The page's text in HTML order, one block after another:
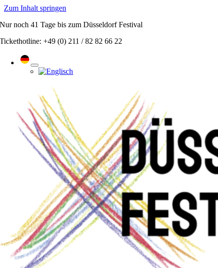
Zum Inhalt springen
Nur noch41 Tagebis zum Düsseldorf Festival
Tickethotline: +49 (0) 211 / 82 82 66 22